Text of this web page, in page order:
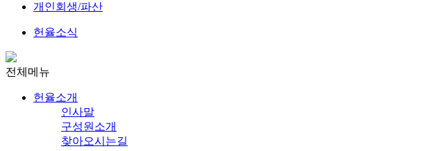
개인회생/파산
헌율소식
전체메뉴
헌율소개
인사말
구성원소개
찾아오시는길